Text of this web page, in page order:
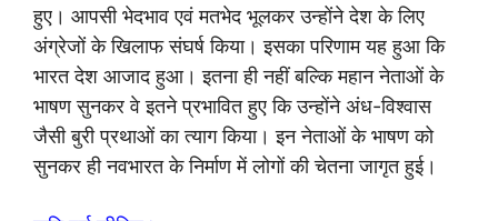
हुए। आपसी भेदभाव एवं मतभेद भूलकर उन्होंने देश के लिए
अंग्रेजों के खिलाफ संघर्ष किया। इसका परिणाम यह हुआ कि
भारत देश आजाद हुआ। इतना ही नहीं बल्कि महान नेताओं के
भाषण सुनकर वे इतने प्रभावित हुए कि उन्होंने अंध-विश्वास
जैसी बुरी प्रथाओं का त्याग किया। इन नेताओं के भाषण को
सुनकर ही नवभारत के निर्माण में लोगों की चेतना जागृत हुई।